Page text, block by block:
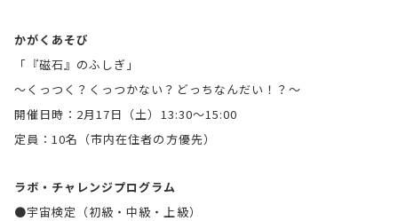
かがくあそび
「『磁石』のふしぎ」
～くっつく？くっつかない？どっちなんだい！？～
開催日時：2月17日（土）13:30～15:00
定員：10名（市内在住者の方優先）
ラボ・チャレンジプログラム
●宇宙検定（初級・中級・上級）